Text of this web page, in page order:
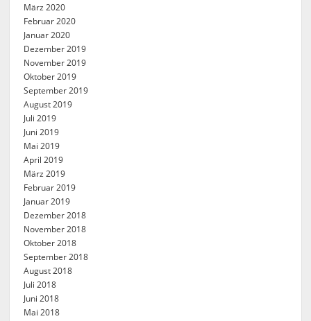
März 2020
Februar 2020
Januar 2020
Dezember 2019
November 2019
Oktober 2019
September 2019
August 2019
Juli 2019
Juni 2019
Mai 2019
April 2019
März 2019
Februar 2019
Januar 2019
Dezember 2018
November 2018
Oktober 2018
September 2018
August 2018
Juli 2018
Juni 2018
Mai 2018